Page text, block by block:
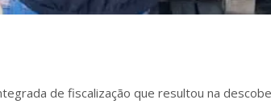
de fiscalização que resultou na